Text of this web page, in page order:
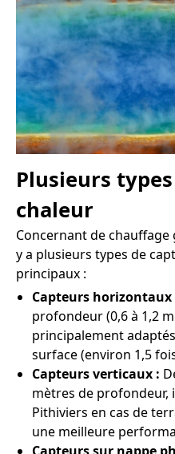
Plusieurs
chaleur
Concernant de
y a plusieurs types de
principaux :
Capteurs horizontaux
profondeur (0,6 à 1,2
principalement
surface (environ 1,5
Capteurs verticaux :
mètres de profondeur,
Pithiviers en cas de
une meilleure